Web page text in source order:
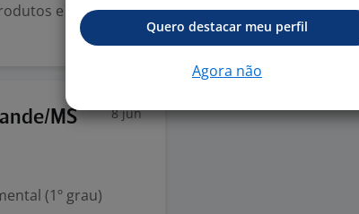
e efetuando
MS 8 jun
(1º grau)
Quero destacar meu perfil
Agora não